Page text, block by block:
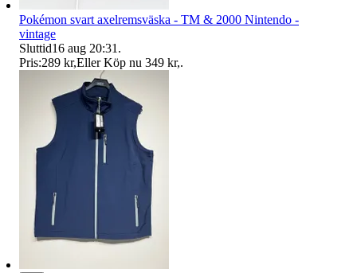
Pokémon svart axelremsväska - TM & 2000 Nintendo -
vintage
Sluttid16 aug 20:31 .
Pris:289 kr,Eller Köp nu 349 kr,.